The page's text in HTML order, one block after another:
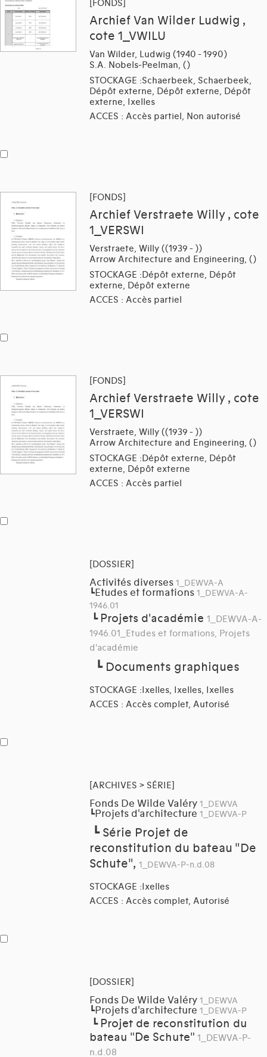
[FONDS]
Archief Van Wilder Ludwig ,
cote 1_VWILU
Van Wilder, Ludwig (1940 - 1990)
S.A. Nobels-Peelman, ()
STOCKAGE :Schaerbeek, Schaerbeek,
Dépôt externe, Dépôt externe, Dépôt
externe, Ixelles
ACCES : Accès partiel, Non autorisé
[FONDS]
Archief Verstraete Willy , cote
1_VERSWI
Verstraete, Willy ((1939 - ))
Arrow Architecture and Engineering, ()
STOCKAGE :Dépôt externe, Dépôt
externe, Dépôt externe
ACCES : Accès partiel
[FONDS]
Archief Verstraete Willy , cote
1_VERSWI
Verstraete, Willy ((1939 - ))
Arrow Architecture and Engineering, ()
STOCKAGE :Dépôt externe, Dépôt
externe, Dépôt externe
ACCES : Accès partiel
[DOSSIER]
Activités diverses 1_DEWVA-A
┗Etudes et formations 1_DEWVA-A-
1946.01
┗ Projets d'académie 1_DEWVA-A-
1946.01_Etudes et formations, Projets
d'académie
┗Documents graphiques
STOCKAGE :Ixelles, Ixelles, Ixelles
ACCES : Accès complet, Autorisé
[ARCHIVES > SÉRIE]
Fonds De Wilde Valéry 1_DEWVA
┗Projets d'architecture 1_DEWVA-P
┗ Série Projet de
reconstitution du bateau "De
Schute", 1_DEWVA-P-n.d.08
STOCKAGE :Ixelles
ACCES : Accès complet, Autorisé
[DOSSIER]
Fonds De Wilde Valéry 1_DEWVA
┗Projets d'architecture 1_DEWVA-P
┗ Projet de reconstitution du
bateau "De Schute" 1_DEWVA-P-
n.d.08